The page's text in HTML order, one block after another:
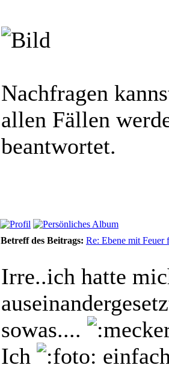
Nachfragen
allen Fällen
beantwortet.
Betreff des Beitrags: Re: Ebene mit Feuer
Irre..ich hatte
sowas....
Ich